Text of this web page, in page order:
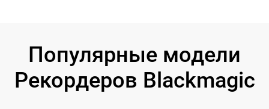
Популярные модели
Рекордеров Blackmagic